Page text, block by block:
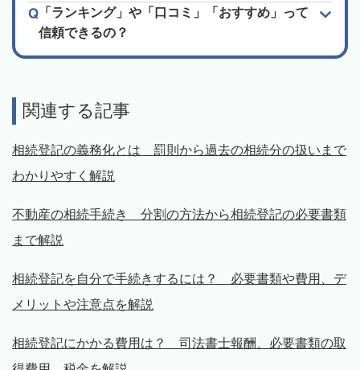
「ランキング」や「口コミ」「おすすめ」って
信頼できるの？
関連する記事
相続登記の義務化とは 罰則から過去の相続分の扱いまで
わかりやすく解説
不動産の相続手続き 分割の方法から相続登記の必要書類
まで解説
相続登記を自分で手続きするには？ 必要書類や費用、デ
メリットや注意点を解説
相続登記にかかる費用は？ 司法書士報酬、必要書類の取